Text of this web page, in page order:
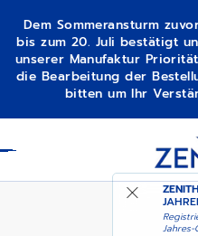
Dem Sommeransturm
bis zum 20. Juli bestätigt
unserer Manufaktur
die Bearbeitung der
bitten um Ihr
CHRONOMASTER
REVIVAL SAFARI